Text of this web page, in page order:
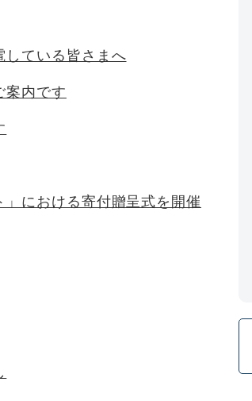
している皆さまへ
案内です
における寄付贈呈式を開催